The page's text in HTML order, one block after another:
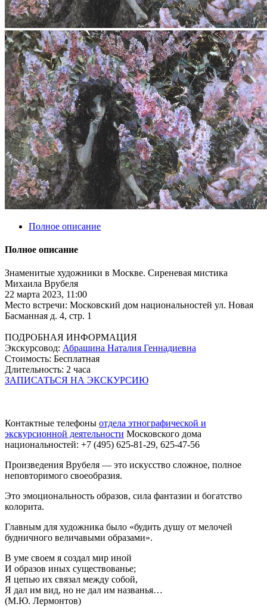
Полное описание
Полное описание
Знаменитые художники в Москве. Сиреневая мистика
Михаила Врубеля
22 марта 2023, 11:00
Место встречи: Московский дом национальностей ул. Новая
Басманная д. 4, стр. 1
ПОДРОБНАЯ ИНФОРМАЦИЯ
Экскурсовод: Абрашина Наталия Геннадиевна
Стоимость: Бесплатная
Длительность: 2 часа
ЗАПИСАТЬСЯ НА ЭКСКУРСИЮ
Контактные телефоны отдела этнографической и
экскурсионной деятельности Московского дома
национальностей: +7 (495) 625-81-29, 625-47-56
Произведения Врубеля — это искусство сложное, полное
неповторимого своеобразия.
Это эмоциональность образов, сила фантазии и богатство
колорита.
Главным для художника было «будить душу от мелочей
будничного величавыми образами».
В уме своем я создал мир иной
И образов иных существованье;
Я цепью их связал между собой,
Я дал им вид, но не дал им названья…
(М.Ю. Лермонтов)